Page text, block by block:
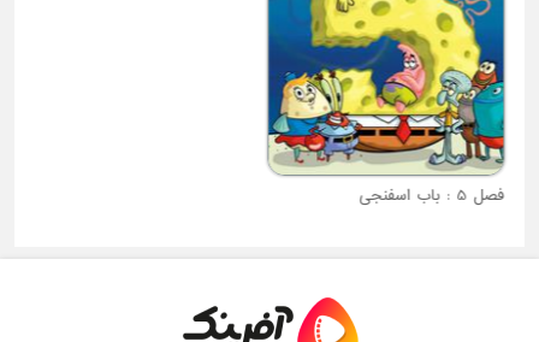
فصل 5 : باب اسفنجی